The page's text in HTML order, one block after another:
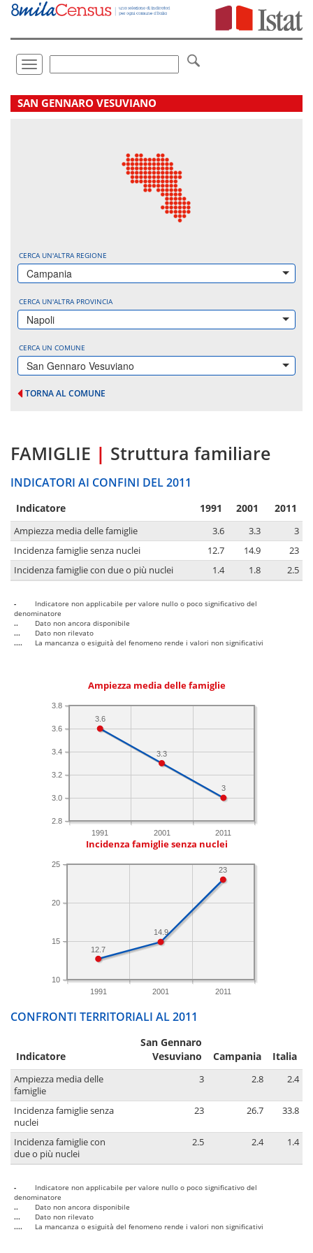
Vai
direttamente
Toggle
navigation
.
SAN GENNARO VESUVIANO
CERCA UN'ALTRA REGIONE
Campania
CERCA UN'ALTRA PROVINCIA
Napoli
CERCA UN COMUNE
San Gennaro Vesuviano
TORNA AL COMUNE
FAMIGLIE | Struttura familiare
INDICATORI AI CONFINI DEL 2011
Indicatore 1991 2001 2011
Ampiezza media delle famiglie 3.6 3.3
3
Incidenza famiglie senza nuclei
12.7 14.9
23
Incidenza famiglie con due o più nuclei
1.4 1.8 2.5
-
Indicatore non applicabile per valore nullo o poco significativo del
denominatore
..
Dato non ancora disponibile
...
Dato non rilevato
....
La mancanza o esiguità del fenomeno rende i valori non significativi
Ampiezza media delle famiglie
1991 2001 2011
2.8
3.0
3.2
3.4
3.6
3.8
3
3.3
3.6
Incidenza famiglie senza nuclei
1991 2001 2011
10
15
20
25
23
14.9
12.7
CONFRONTI TERRITORIALI AL 2011
Indicatore
San Gennaro
Vesuviano
Campania Italia
Ampiezza media delle
famiglie
3 2.8 2.4
Incidenza famiglie senza
nuclei
23 26.7 33.8
Incidenza famiglie con
due o più nuclei
2.5 2.4 1.4
-
Indicatore non applicabile per valore nullo o poco significativo del
denominatore
..
Dato non ancora disponibile
...
Dato non rilevato
....
La mancanza o esiguità del fenomeno rende i valori non significativi